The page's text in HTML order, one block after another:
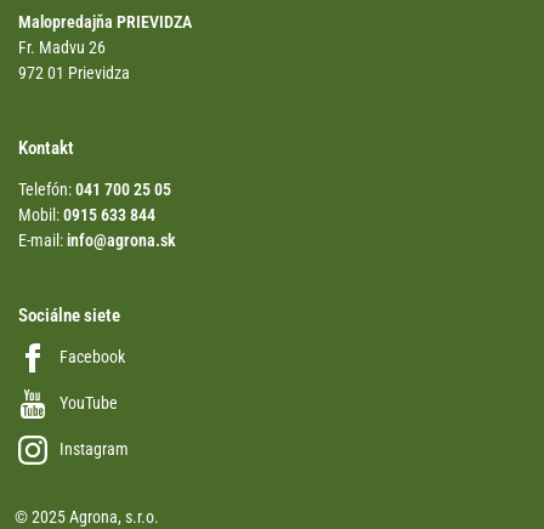
Malopredajňa PRIEVIDZA
Fr. Madvu 26
972 01 Prievidza
Kontakt
Telefón:041 700 25 05
Mobil:0915 633 844
E-mail:info@agrona.sk
Sociálne siete
Facebook
YouTube
Instagram
© 2025 Agrona, s.r.o.